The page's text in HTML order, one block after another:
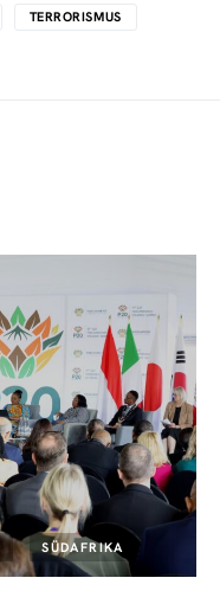
TERRORISMUS
SÜDAFRIKA